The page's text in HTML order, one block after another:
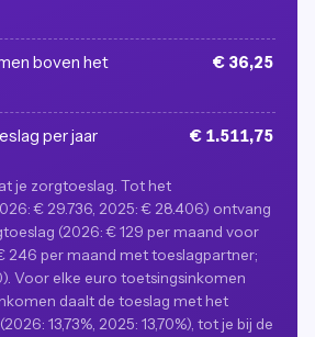
boven het
€ 36,25
per jaar € 1.511,75
je zorgtoeslag. Tot het
€ 29.736, 2025: € 28.406) ontvang
(2026: € 129 per maand voor
246 per maand met toeslagpartner;
Voor elke euro toetsingsinkomen
daalt de toeslag met het
13,73%, 2025: 13,70%), tot je bij de